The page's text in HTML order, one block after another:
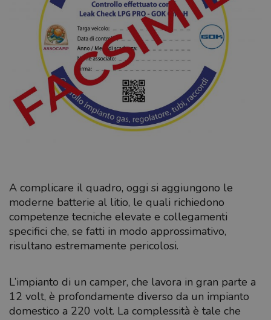
A complicare il quadro, oggi si aggiungono le
moderne batterie al litio, le quali richiedono
competenze tecniche elevate e collegamenti
specifici che, se fatti in modo approssimativo,
risultano estremamente pericolosi.
L’impianto di un camper, che lavora in gran parte a
12 volt, è profondamente diverso da un impianto
domestico a 220 volt. La complessità è tale che